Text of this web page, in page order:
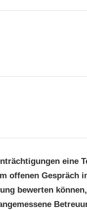
eine
offenen Gespräch
bewerten